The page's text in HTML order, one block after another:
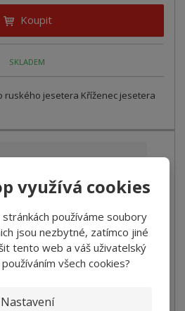
využívá cookies
stránkách používáme soubory
jsou nezbytné, zatímco jiné
tento web a váš uživatelský
všech cookies?
Nastavení
Koupit
SKLADEM
ruského jesetera Kříženec jesetera